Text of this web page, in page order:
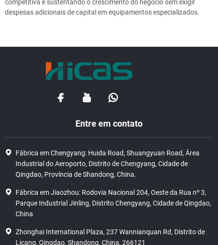
competitiva e sustentando o crescimento do negócio sem exigir
despesas adicionais de capital em equipamentos especializados.
Entre em contato
Fábrica em Chengyang: Huida Road, Shuangyuan Road, Área
Industrial do Aeroporto, Distrito de Chengyang, Cidade de
Qingdao, Província de Shandong, China.
Fábrica em Jiaozhou: Rodovia Nacional 204, Oeste da Rua nº 3,
Parque Industrial Jinling, Distrito Chengyang, Cidade de Qingdao,
China
Zhonghai International Plaza, 237 Wannianquan Rd, Distrito de
Licang, Qingdao, Shandong, China, 266121